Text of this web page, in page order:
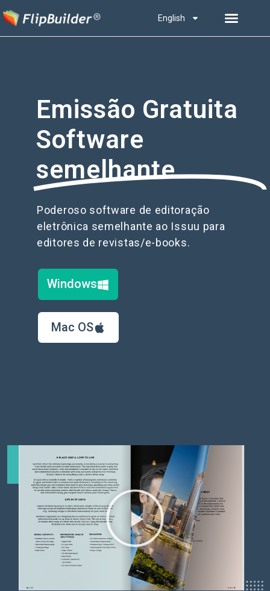
English
Emissão Gratuita
Software
semelhante
Poderoso software de editoração
eletrônica semelhante ao Issuu para
editores de revistas/e-books.
Windows
Mac OS